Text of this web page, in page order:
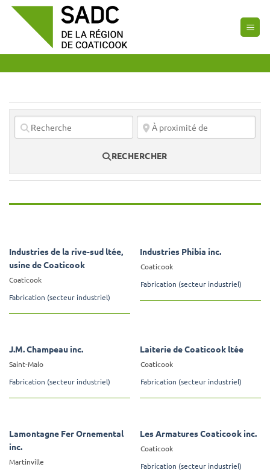
Passer
RECHERCHER
Industries de la rive-sud ltée,
usine de Coaticook
Coaticook
Fabrication (secteur industriel)
Industries Phibia inc.
Coaticook
Fabrication (secteur industriel)
J.M. Champeau inc.
Saint-Malo
Fabrication (secteur industriel)
Laiterie de Coaticook ltée
Coaticook
Fabrication (secteur industriel)
Lamontagne Fer Ornemental
inc.
Martinville
Les Armatures Coaticook inc.
Coaticook
Fabrication (secteur industriel)